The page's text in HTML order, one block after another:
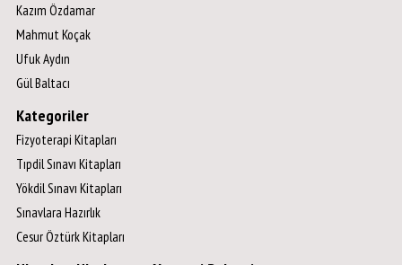
Kazım Özdamar
Mahmut Koçak
Ufuk Aydın
Gül Baltacı
Kategoriler
Fizyoterapi Kitapları
Tıpdil Sınavı Kitapları
Yökdil Sınavı Kitapları
Sınavlara Hazırlık
Cesur Öztürk Kitapları